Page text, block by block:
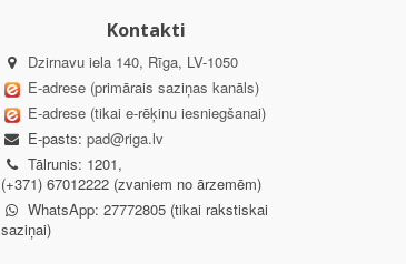
Kontakti
Dzirnavu iela 140, Rīga, LV-1050
E-adrese (primārais saziņas kanāls)
E-adrese (tikai e-rēķinu iesniegšanai)
E-pasts: pad@riga.lv
Tālrunis: 1201,
(+371) 67012222 (zvaniem no ārzemēm)
WhatsApp: 27772805 (tikai rakstiskai
saziņai)